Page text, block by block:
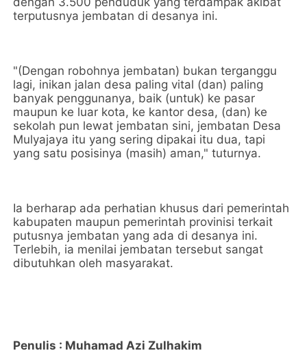
terputusnya jembatan di desanya ini.
"(Dengan robohnya jembatan) bukan terganggu
lagi, inikan jalan desa paling vital (dan) paling
banyak penggunanya, baik (untuk) ke pasar
maupun ke luar kota, ke kantor desa, (dan) ke
sekolah pun lewat jembatan sini, jembatan Desa
Mulyajaya itu yang sering dipakai itu dua, tapi
yang satu posisinya (masih) aman," tuturnya.
Ia berharap ada perhatian khusus dari pemerintah
kabupaten maupun pemerintah provinisi terkait
putusnya jembatan yang ada di desanya ini.
Terlebih, ia menilai jembatan tersebut sangat
dibutuhkan oleh masyarakat.
Penulis : Muhamad Azi Zulhakim